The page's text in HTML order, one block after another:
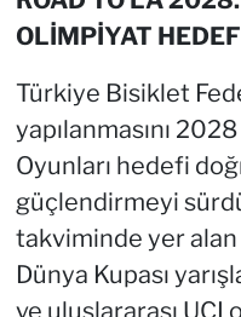
OLİMPİYAT
Türkiye Bisiklet
yapılanmasını
Oyunları hedefi
güçlendirmeyi
takviminde yer alan
Dünya Kupası
ve uluslararası UCI